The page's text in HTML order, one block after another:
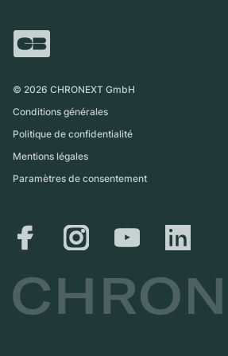
International
Magazine
Retrait sur place
© 2026 CHRONEXT GmbH
Conditions générales
Politique de confidentialité
Mentions légales
Paramètres de consentement